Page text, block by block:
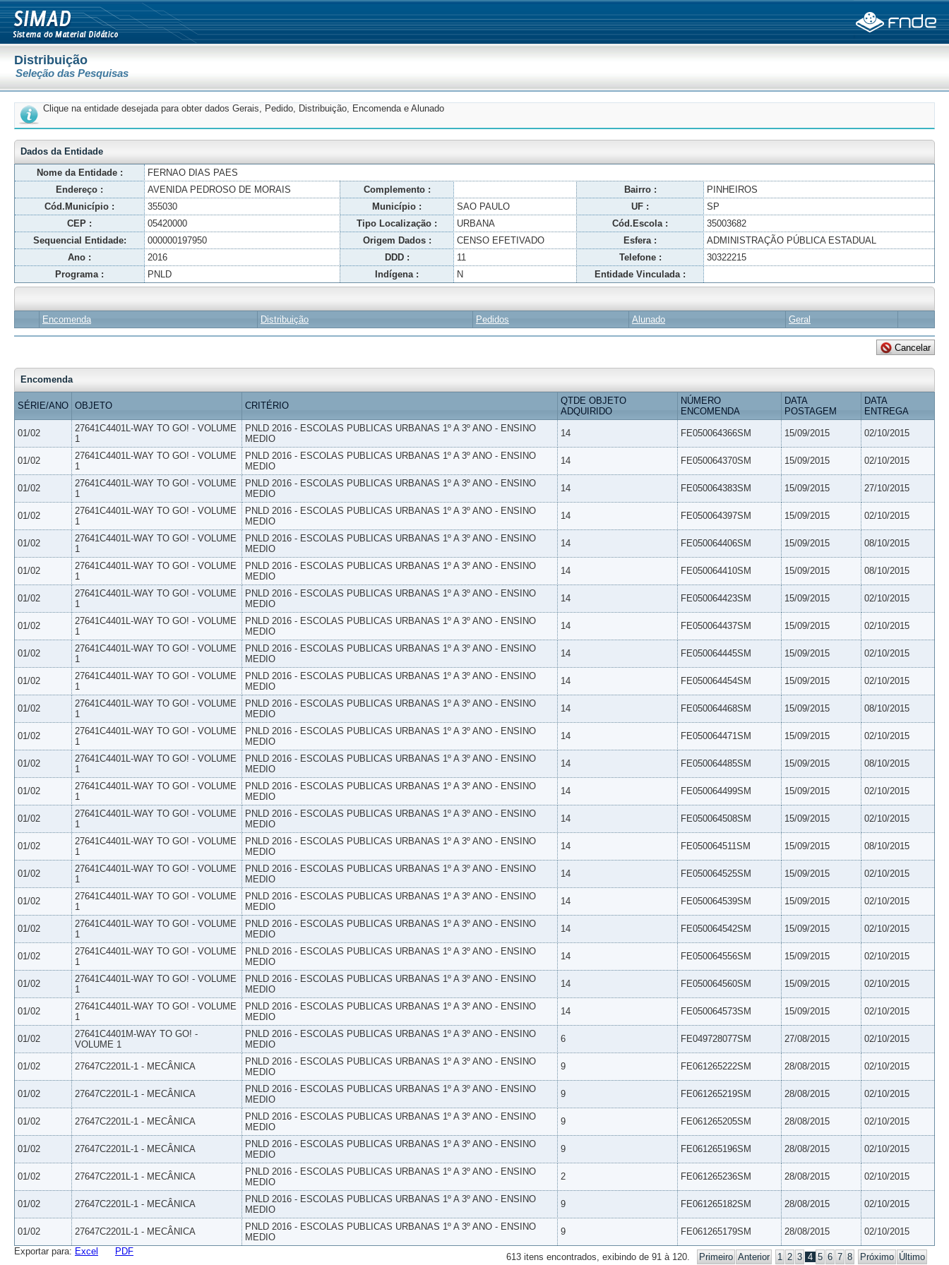
Distribuição
Seleção das Pesquisas
Clique na entidade desejada para obter dados Gerais, Pedido, Distribuição, Encomenda e Alunado
Dados da Entidade
Nome da Entidade :
FERNAO DIAS PAES
Endereço :
AVENIDA PEDROSO DE MORAIS Complemento : Bairro :
PINHEIROS
Cód.Município :
355030 Município : SAO PAULO UF :
SP
CEP :
05420000 Tipo Localização : URBANA Cód.Escola :
35003682
Sequencial Entidade:
000000197950 Origem Dados : CENSO EFETIVADO Esfera :
ADMINISTRAÇÃO PÚBLICA ESTADUAL
Ano :
2016 DDD : 11 Telefone :
30322215
Programa :
PNLD Indígena : N Entidade Vinculada :
Encomenda Distribuição Pedidos Alunado Geral
Encomenda
SÉRIE/ANO OBJETO CRITÉRIO
QTDE OBJETO
ADQUIRIDO
NÚMERO
ENCOMENDA
DATA
POSTAGEM
DATA
ENTREGA
01/02
27641C4401L-WAY TO GO! - VOLUME
1
PNLD 2016 - ESCOLAS PUBLICAS URBANAS 1º A 3º ANO - ENSINO
MEDIO
14 FE050064366SM 15/09/2015 02/10/2015
01/02
27641C4401L-WAY TO GO! - VOLUME
1
PNLD 2016 - ESCOLAS PUBLICAS URBANAS 1º A 3º ANO - ENSINO
MEDIO
14 FE050064370SM 15/09/2015 02/10/2015
01/02
27641C4401L-WAY TO GO! - VOLUME
1
PNLD 2016 - ESCOLAS PUBLICAS URBANAS 1º A 3º ANO - ENSINO
MEDIO
14 FE050064383SM 15/09/2015 27/10/2015
01/02
27641C4401L-WAY TO GO! - VOLUME
1
PNLD 2016 - ESCOLAS PUBLICAS URBANAS 1º A 3º ANO - ENSINO
MEDIO
14 FE050064397SM 15/09/2015 02/10/2015
01/02
27641C4401L-WAY TO GO! - VOLUME
1
PNLD 2016 - ESCOLAS PUBLICAS URBANAS 1º A 3º ANO - ENSINO
MEDIO
14 FE050064406SM 15/09/2015 08/10/2015
01/02
27641C4401L-WAY TO GO! - VOLUME
1
PNLD 2016 - ESCOLAS PUBLICAS URBANAS 1º A 3º ANO - ENSINO
MEDIO
14 FE050064410SM 15/09/2015 08/10/2015
01/02
27641C4401L-WAY TO GO! - VOLUME
1
PNLD 2016 - ESCOLAS PUBLICAS URBANAS 1º A 3º ANO - ENSINO
MEDIO
14 FE050064423SM 15/09/2015 02/10/2015
01/02
27641C4401L-WAY TO GO! - VOLUME
1
PNLD 2016 - ESCOLAS PUBLICAS URBANAS 1º A 3º ANO - ENSINO
MEDIO
14 FE050064437SM 15/09/2015 02/10/2015
01/02
27641C4401L-WAY TO GO! - VOLUME
1
PNLD 2016 - ESCOLAS PUBLICAS URBANAS 1º A 3º ANO - ENSINO
MEDIO
14 FE050064445SM 15/09/2015 02/10/2015
01/02
27641C4401L-WAY TO GO! - VOLUME
1
PNLD 2016 - ESCOLAS PUBLICAS URBANAS 1º A 3º ANO - ENSINO
MEDIO
14 FE050064454SM 15/09/2015 02/10/2015
01/02
27641C4401L-WAY TO GO! - VOLUME
1
PNLD 2016 - ESCOLAS PUBLICAS URBANAS 1º A 3º ANO - ENSINO
MEDIO
14 FE050064468SM 15/09/2015 08/10/2015
01/02
27641C4401L-WAY TO GO! - VOLUME
1
PNLD 2016 - ESCOLAS PUBLICAS URBANAS 1º A 3º ANO - ENSINO
MEDIO
14 FE050064471SM 15/09/2015 02/10/2015
01/02
27641C4401L-WAY TO GO! - VOLUME
1
PNLD 2016 - ESCOLAS PUBLICAS URBANAS 1º A 3º ANO - ENSINO
MEDIO
14 FE050064485SM 15/09/2015 08/10/2015
01/02
27641C4401L-WAY TO GO! - VOLUME
1
PNLD 2016 - ESCOLAS PUBLICAS URBANAS 1º A 3º ANO - ENSINO
MEDIO
14 FE050064499SM 15/09/2015 02/10/2015
01/02
27641C4401L-WAY TO GO! - VOLUME
1
PNLD 2016 - ESCOLAS PUBLICAS URBANAS 1º A 3º ANO - ENSINO
MEDIO
14 FE050064508SM 15/09/2015 02/10/2015
01/02
27641C4401L-WAY TO GO! - VOLUME
1
PNLD 2016 - ESCOLAS PUBLICAS URBANAS 1º A 3º ANO - ENSINO
MEDIO
14 FE050064511SM 15/09/2015 08/10/2015
01/02
27641C4401L-WAY TO GO! - VOLUME
1
PNLD 2016 - ESCOLAS PUBLICAS URBANAS 1º A 3º ANO - ENSINO
MEDIO
14 FE050064525SM 15/09/2015 02/10/2015
01/02
27641C4401L-WAY TO GO! - VOLUME
1
PNLD 2016 - ESCOLAS PUBLICAS URBANAS 1º A 3º ANO - ENSINO
MEDIO
14 FE050064539SM 15/09/2015 02/10/2015
01/02
27641C4401L-WAY TO GO! - VOLUME
1
PNLD 2016 - ESCOLAS PUBLICAS URBANAS 1º A 3º ANO - ENSINO
MEDIO
14 FE050064542SM 15/09/2015 02/10/2015
01/02
27641C4401L-WAY TO GO! - VOLUME
1
PNLD 2016 - ESCOLAS PUBLICAS URBANAS 1º A 3º ANO - ENSINO
MEDIO
14 FE050064556SM 15/09/2015 02/10/2015
01/02
27641C4401L-WAY TO GO! - VOLUME
1
PNLD 2016 - ESCOLAS PUBLICAS URBANAS 1º A 3º ANO - ENSINO
MEDIO
14 FE050064560SM 15/09/2015 02/10/2015
01/02
27641C4401L-WAY TO GO! - VOLUME
1
PNLD 2016 - ESCOLAS PUBLICAS URBANAS 1º A 3º ANO - ENSINO
MEDIO
14 FE050064573SM 15/09/2015 02/10/2015
01/02
27641C4401M-WAY TO GO! -
VOLUME 1
PNLD 2016 - ESCOLAS PUBLICAS URBANAS 1º A 3º ANO - ENSINO
MEDIO
6 FE049728077SM 27/08/2015 02/10/2015
01/02 27647C2201L-1 - MECÂNICA
PNLD 2016 - ESCOLAS PUBLICAS URBANAS 1º A 3º ANO - ENSINO
MEDIO
9 FE061265222SM 28/08/2015 02/10/2015
01/02 27647C2201L-1 - MECÂNICA
PNLD 2016 - ESCOLAS PUBLICAS URBANAS 1º A 3º ANO - ENSINO
MEDIO
9 FE061265219SM 28/08/2015 02/10/2015
01/02 27647C2201L-1 - MECÂNICA
PNLD 2016 - ESCOLAS PUBLICAS URBANAS 1º A 3º ANO - ENSINO
MEDIO
9 FE061265205SM 28/08/2015 02/10/2015
01/02 27647C2201L-1 - MECÂNICA
PNLD 2016 - ESCOLAS PUBLICAS URBANAS 1º A 3º ANO - ENSINO
MEDIO
9 FE061265196SM 28/08/2015 02/10/2015
01/02 27647C2201L-1 - MECÂNICA
PNLD 2016 - ESCOLAS PUBLICAS URBANAS 1º A 3º ANO - ENSINO
MEDIO
2 FE061265236SM 28/08/2015 02/10/2015
01/02 27647C2201L-1 - MECÂNICA
PNLD 2016 - ESCOLAS PUBLICAS URBANAS 1º A 3º ANO - ENSINO
MEDIO
9 FE061265182SM 28/08/2015 02/10/2015
01/02 27647C2201L-1 - MECÂNICA
PNLD 2016 - ESCOLAS PUBLICAS URBANAS 1º A 3º ANO - ENSINO
MEDIO
9 FE061265179SM 28/08/2015 02/10/2015
613 itens encontrados, exibindo de 91 à 120. Primeiro Anterior 1 2 3 4 5 6 7 8 Próximo Último
Exportar para: Excel PDF